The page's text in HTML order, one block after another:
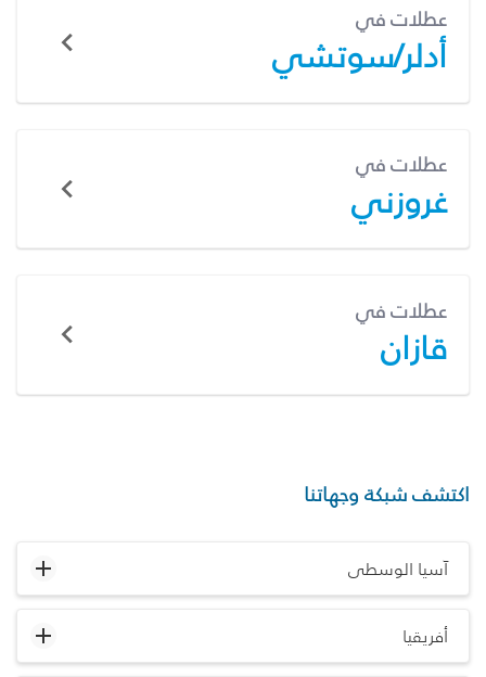
عطلات في
أدلر/سوتشي
عطلات في
غروزني
عطلات في
قازان
اكتشف شبكة وجهاتنا
آسيا الوسطى
أفريقيا